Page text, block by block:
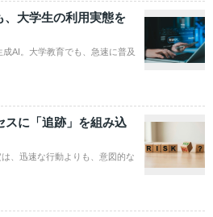
大学生の利用実態を
AI。大学教育でも、急速に普及
に「追跡」を組み込
、迅速な行動よりも、意図的な